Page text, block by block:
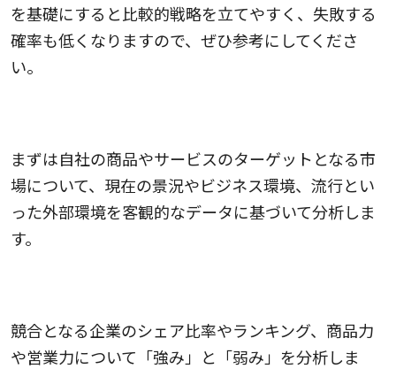
を基礎にすると比較的戦略を立てやすく、失敗する
確率も低くなりますので、ぜひ参考にしてくださ
い。
まずは自社の商品やサービスのターゲットとなる市
場について、現在の景況やビジネス環境、流行とい
った外部環境を客観的なデータに基づいて分析しま
す。
競合となる企業のシェア比率やランキング、商品力
や営業力について「強み」と「弱み」を分析しま